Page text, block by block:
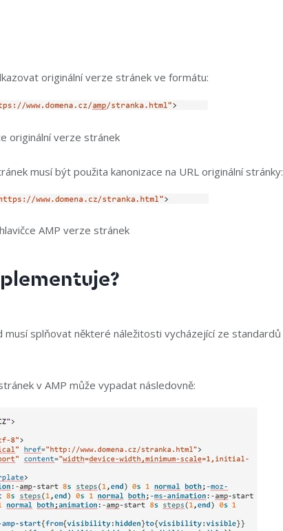
originální verze stránek ve formátu:
originální verze stránek
musí být použita kanonizace na URL originální stránky:
AMP verze stránek
musí splňovat některé náležitosti vycházející ze standardů
v AMP může vypadat následovně: